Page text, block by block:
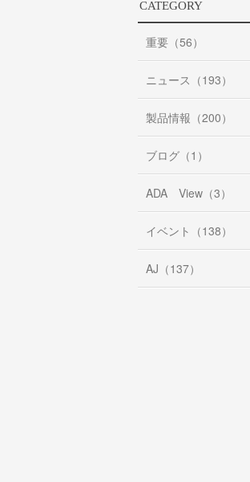
CATEGORY
重要（56）
ニュース（193）
製品情報（200）
ブログ（1）
ADA View（3）
イベント（138）
AJ（137）